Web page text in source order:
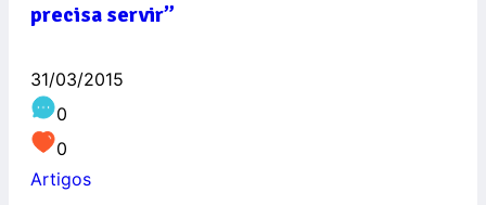
precisa servir”
31/03/2015
0
0
Artigos